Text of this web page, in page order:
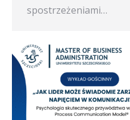
spostrzeżeniami…